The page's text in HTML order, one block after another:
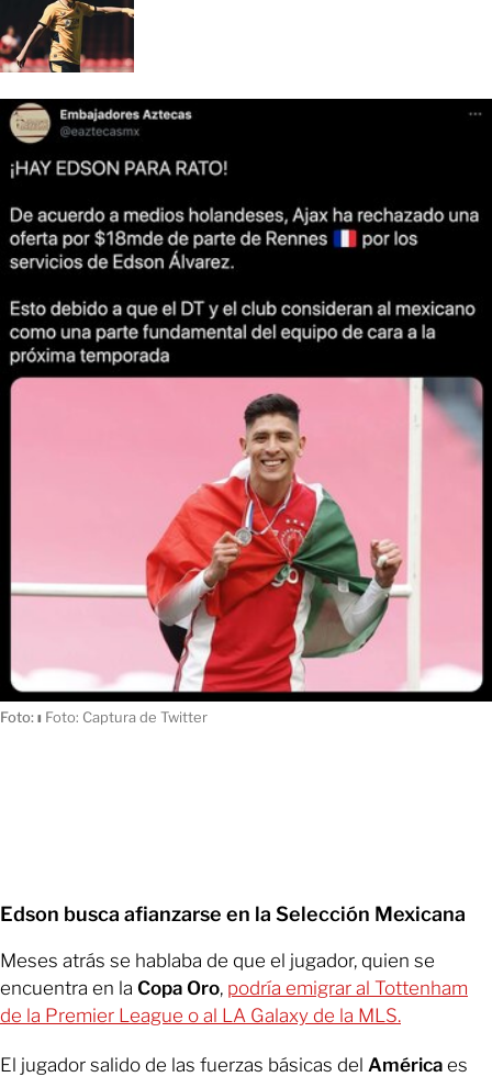
Foto:ı Foto: Captura de Twitter
Edson busca afianzarse en la Selección Mexicana
Meses atrás se hablaba de que el jugador, quien se
encuentra en la Copa Oro, podría emigrar al Tottenham
de la Premier League o al LA Galaxy de la MLS.
El jugador salido de las fuerzas básicas del América es